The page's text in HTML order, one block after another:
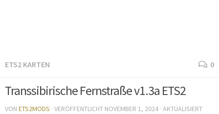
ETS2 KARTEN 0
Transsibirische Fernstraße v1.3a ETS2
VON ETS2MODS · VERÖFFENTLICHT NOVEMBER 1, 2024 · AKTUALISIERT